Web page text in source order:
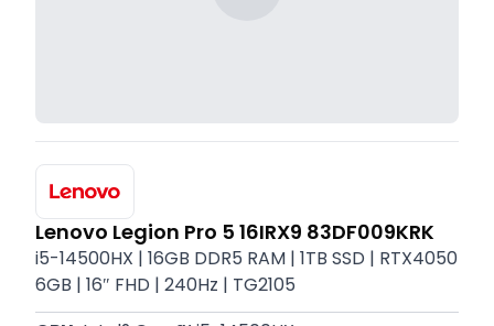
Lenovo Legion Pro 5 16IRX9 83DF009KRK
i5-14500HX | 16GB DDR5 RAM | 1TB SSD | RTX4050
6GB | 16″ FHD | 240Hz | TG2105